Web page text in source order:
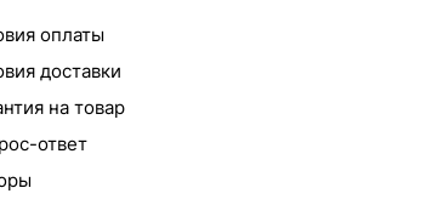
оплаты
доставки
на товар
ответ